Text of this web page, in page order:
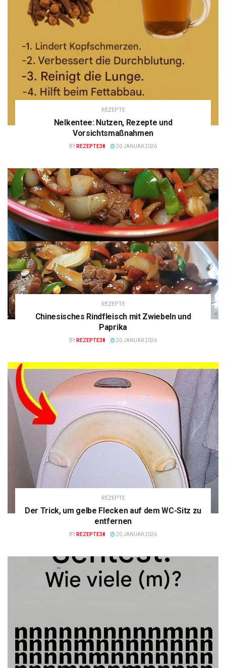
REZEPTE
Nelkentee: Nutzen, Rezepte und
Vorsichtsmaßnahmen
BY REZEPTE38 20 JANUAR 2026
REZEPTE
Chinesisches Rindfleisch mit Zwiebeln und
Paprika
BY REZEPTE38 20 JANUAR 2026
REZEPTE
Der Trick, um gelbe Flecken auf dem WC-Sitz zu
entfernen
BY REZEPTE38 20 JANUAR 2026